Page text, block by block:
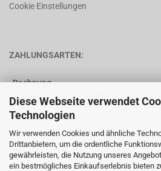
Diese Webseite verwendet
Technologien
Wir verwenden Cookies und ähnliche
Drittanbietern, um die ordentliche
gewährleisten, die Nutzung unseres
ein bestmögliches Einkaufserlebnis bieten
Cookie Einstellungen
ZAHLUNGSARTEN:
Rechnung
(nur für Bestandskunden)
Vorkasse